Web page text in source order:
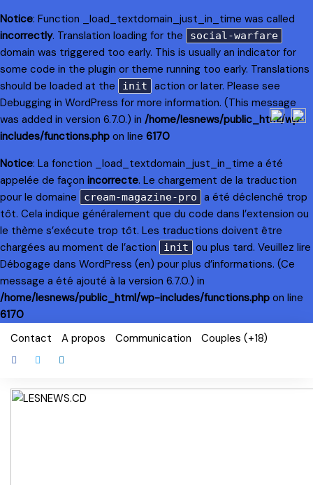
Notice: Function _load_textdomain_just_in_time was called
incorrectly. Translation loading for the social-warfare
domain was triggered too early. This is usually an indicator for
some code in the plugin or theme running too early. Translations
should be loaded at the
init
action or later. Please see
Debugging in WordPress for more information. (This message
was added in version 6.7.0.) in /home/lesnews/public_html/wp-
includes/functions.php on line 6170
Notice: La fonction _load_textdomain_just_in_time a été
appelée de façon incorrecte. Le chargement de la traduction
pour le domaine
cream-magazine-pro
a été déclenché trop
tôt. Cela indique généralement que du code dans l’extension ou
le thème s’exécute trop tôt. Les traductions doivent être
chargées au moment de l’action
init
ou plus tard. Veuillez lire
Débogage dans WordPress (en) pour plus d’informations. (Ce
message a été ajouté à la version 6.7.0.) in
/home/lesnews/public_html/wp-includes/functions.php on line
6170
Skip
content
Contact A propos Communication Couples (+18)